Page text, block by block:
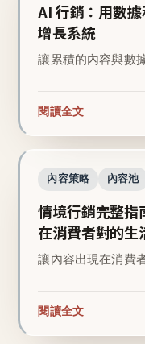
AI 行銷：用數
增長系統
讓累積的內容與數
閱讀全文
內容策略 內容池
情境行銷完整指
在消費者對的生
讓內容出現在消費
閱讀全文